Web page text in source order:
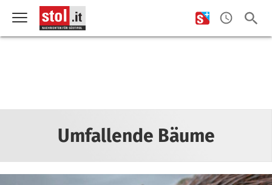
Umfallende Bäume